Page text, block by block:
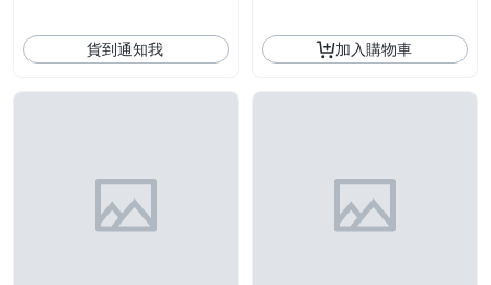
貨到通知我 加入購物車